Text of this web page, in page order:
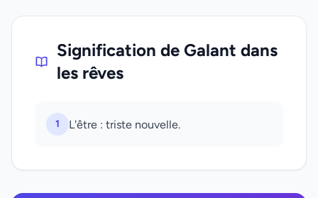
Signification de Galant dans
les rêves
1 L'être : triste nouvelle.